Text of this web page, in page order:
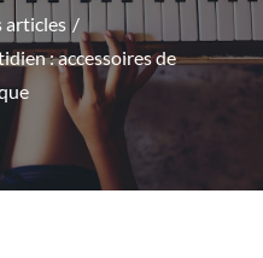
articles
: accessoires de